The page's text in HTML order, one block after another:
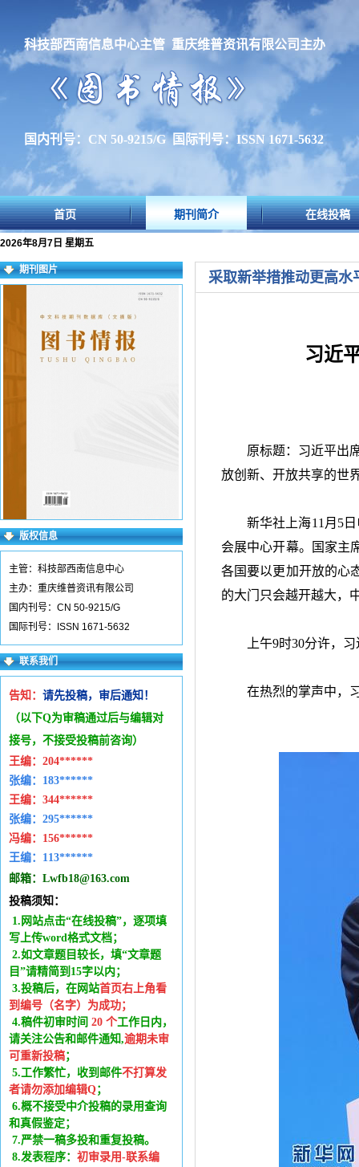
科技部西南信息中心主管 重庆维普资讯有限公司主办
国内刊号：CN 50-9215/G 国际刊号：ISSN 1671-5632
首页 期刊简介 在线投稿
2026年8月7日 星期五
期刊图片
版权信息
主管：科技部西南信息中心
主办：重庆维普资讯有限公司
国内刊号：CN 50-9215/G
国际刊号：ISSN 1671-5632
联系我们
告知： 请先投稿，审后通知！
（以下Q为审稿通过后与编辑对
接号，不接受投稿前咨询）
王编： 204******
张编：183******
王编： 344******
张编：295******
冯编： 156******
王编： 113******
邮箱： Lwfb18@163.com
投稿须知：
1.网站点击“在线投稿”，逐项填
写上传word格式文档；
2.如文章题目较长，填“文章题
目”请精简到15字以内；
3.投稿后，在网站首页右上角看
到编号（名字）为成功；
4.稿件初审时间 20 个工作日内 ，
请关注公告和邮件通知,逾期未审
可重新投稿；
5.工作繁忙，收到邮件不打算发
者请勿添加编辑Q；
6.概不接受中介投稿的录用查询
和真假鉴定；
7.严禁一稿多投和重复投稿。
8.发表程序： 初审录用-联系编
采取新举措推动更高水
习近
原标题：习近平出
放创新、开放共享的世
新华社上海11 月 5日
会展中心开幕。国家主
各国要以更加开放的心
的大门只会越开越大，
上午9时30分许，
在热烈的掌声中，